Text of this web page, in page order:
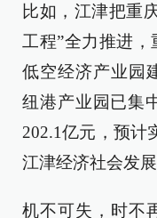
比如，江津把重
工程”全力推进，
低空经济产业园
纽港产业园已集
202.1亿元，预计
江津经济社会发展
机不可失，时不